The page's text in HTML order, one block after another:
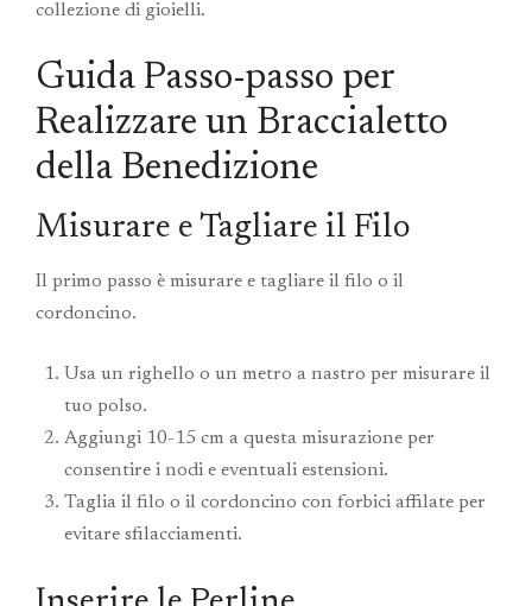
collezione di gioielli.
Guida Passo-passo per
Realizzare un Braccialetto
della Benedizione
Misurare e Tagliare il Filo
Il primo passo è misurare e tagliare il filo o il
cordoncino.
Usa un righello o un metro a nastro per misurare il
tuo polso.
Aggiungi 10-15 cm a questa misurazione per
consentire i nodi e eventuali estensioni.
Taglia il filo o il cordoncino con forbici affilate per
evitare sfilacciamenti.